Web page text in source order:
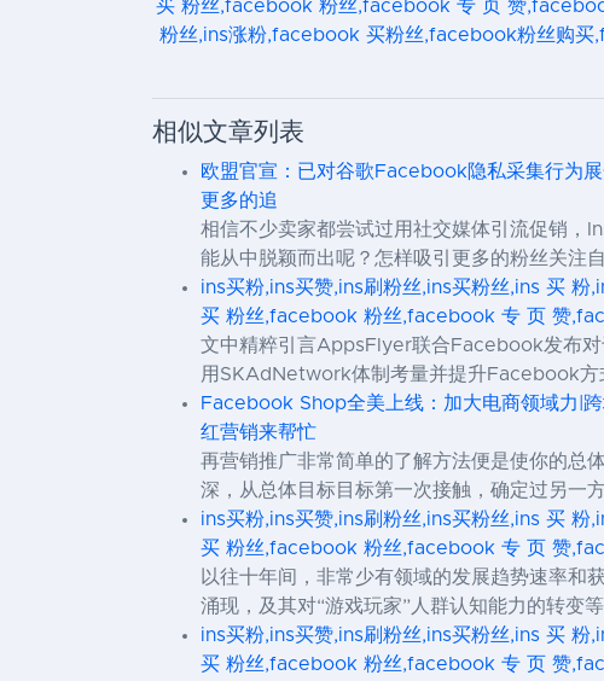
买 粉丝,facebook 粉丝,facebook 专 页 赞
粉丝,ins涨粉,facebook 买粉丝,facebook粉丝购
相似文章列表
欧盟官宣：已对谷歌Facebook隐私采集行为
更多的追
相信不少卖家都尝试过用社交媒体引流促销，
能从中脱颖而出呢？怎样吸引更多的粉丝关注
ins买粉,ins买赞,ins刷粉丝,ins买粉丝,ins 买
买 粉丝,facebook 粉丝,facebook 专 页 赞
文中精粹引言AppsFlyer联合Facebook发布
用SKAdNetwork体制考量并提升Facebook方
Facebook Shop全美上线：加大电商领域力|
红营销来帮忙
再营销推广非常简单的了解方法便是使你的总
深，从总体目标目标第一次接触，确定过另一
ins买粉,ins买赞,ins刷粉丝,ins买粉丝,ins 买
买 粉丝,facebook 粉丝,facebook 专 页 赞
以往十年间，非常少有领域的发展趋势速率和
涌现，及其对“游戏玩家”人群认知能力的转变
ins买粉,ins买赞,ins刷粉丝,ins买粉丝,ins 买
买 粉丝,facebook 粉丝,facebook 专 页 赞